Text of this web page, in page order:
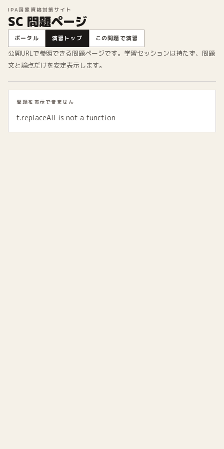
IPA国家資格対策サイト
SC 問題ページ
ポータル 演習トップ この問題で演習
公開URLで参照できる問題ページです。学習セッションは持たず、問題
文と論点だけを安定表示します。
問題を表示できません
t.replaceAll is not a function